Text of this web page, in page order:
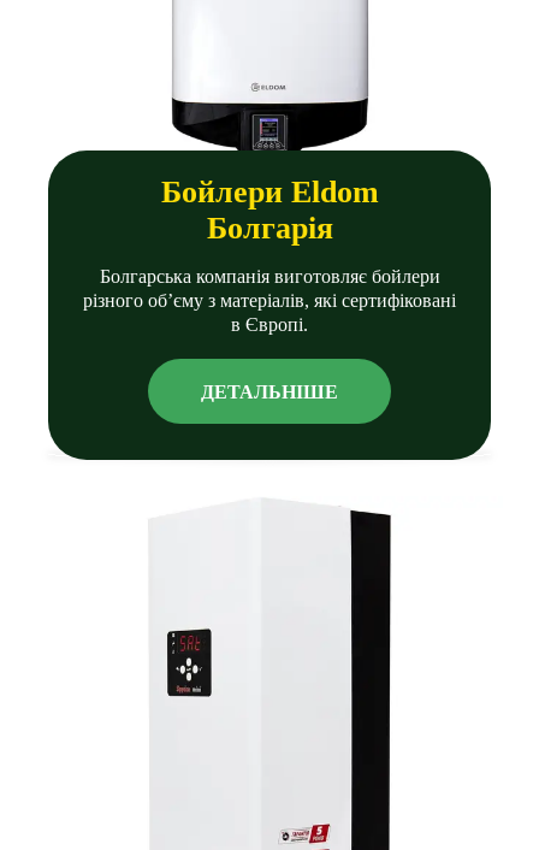
Бойлери Eldom
Болгарiя
Болгарська компанія виготовляє бойлери
різного об’єму з матеріалів, які сертифіковані
в Європі.
ДЕТАЛЬНIШЕ